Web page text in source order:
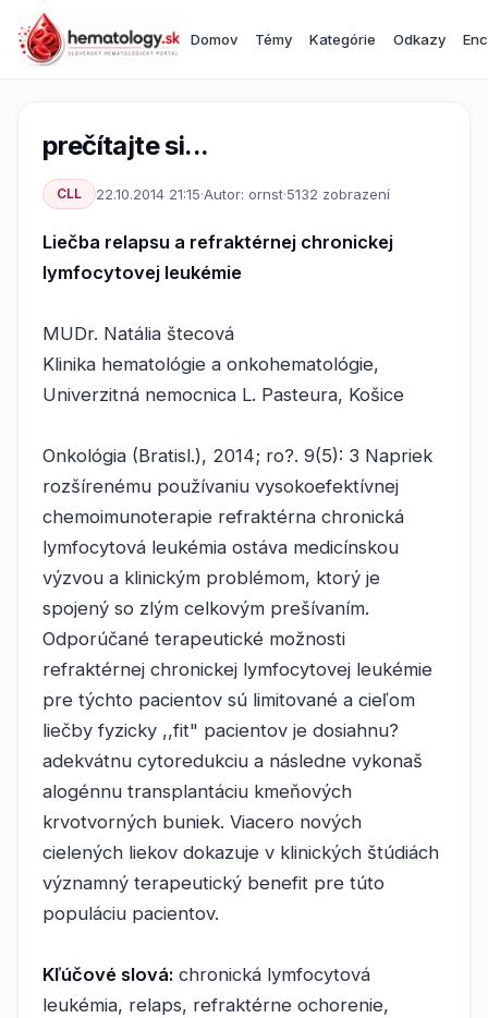
Domov Témy Kategórie Odkazy
prečítajte si...
CLL 22.10.2014 21:15·Autor: ornst·5132 zobrazení
Liečba relapsu a refraktérnej chronickej
lymfocytovej leukémie
MUDr. Natália štecová
Klinika hematológie a onkohematológie,
Univerzitná nemocnica L. Pasteura, Košice
Onkológia (Bratisl.), 2014; ro?. 9(5): 3 Napriek
rozšírenému používaniu vysokoefektívnej
chemoimunoterapie refraktérna chronická
lymfocytová leukémia ostáva medicínskou
výzvou a klinickým problémom, ktorý je
spojený so zlým celkovým prešívaním.
Odporúčané terapeutické možnosti
refraktérnej chronickej lymfocytovej leukémie
pre týchto pacientov sú limitované a cieľom
liečby fyzicky ,,fit" pacientov je dosiahnu?
adekvátnu cytoredukciu a následne vykonaš
alogénnu transplantáciu kmeňových
krvotvorných buniek. Viacero nových
cielených liekov dokazuje v klinických štúdiách
významný terapeutický benefit pre túto
populáciu pacientov.
Kľúčové slová: chronická lymfocytová
leukémia, relaps, refraktérne ochorenie,